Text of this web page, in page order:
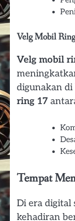
Velg Mobil
Velg mobil
digunakan di
ring 17
Tempat
Di era digital
kehadiran